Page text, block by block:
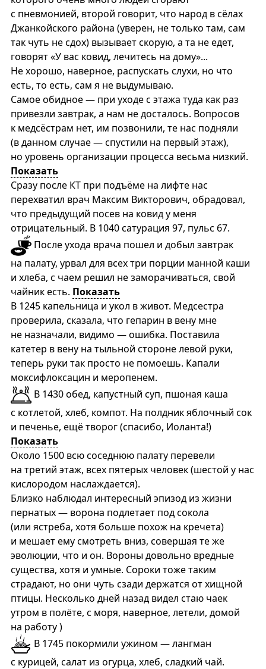
с пневмонией, второй говорит, что народ в сёлах
Джанкойского района (уверен, не только там, сам
так чуть не сдох) вызывает скорую, а та не едет,
говорят «У вас ковид, лечитесь на дому»...
Не хорошо, наверное, распускать слухи, но что
есть, то есть, сам я не выдумываю.
Самое обидное — при уходе с этажа туда как раз
привезли завтрак, а нам не досталось. Вопросов
к медсёстрам нет, им позвонили, те нас подняли
(в данном случае — спустили на первый этаж),
но уровень организации процесса весьма низкий.
Показать
Сразу после КТ при подъёме на лифте нас
перехватил врач Максим Викторович, обрадовал,
что предыдущий посев на ковид у меня
отрицательный. В 1040 сатурация 97, пульс 67.
После ухода врача пошел и добыл завтрак
на палату, урвал для всех три порции манной каши
и хлеба, с чаем решил не заморачиваться, свой
чайник есть. Показать
В 1245 капельница и укол в живот. Медсестра
проверила, сказала, что гепарин в вену мне
не назначали, видимо — ошибка. Поставила
катетер в вену на тыльной стороне левой руки,
теперь руки так просто не помоешь. Капали
моксифлоксацин и меропенем.
В 1430 обед, капустный суп, пшоная каша
с котлетой, хлеб, компот. На полдник яблочный сок
и печенье, ещё творог (спасибо, Иоланта!)
Показать
Около 1500 всю соседнюю палату перевели
на третий этаж, всех пятерых человек (шестой у нас
кислородом наслаждается).
Близко наблюдал интересный эпизод из жизни
пернатых — ворона подлетает под сокола
(или ястреба, хотя больше похож на кречета)
и мешает ему смотреть вниз, совершая те же
эволюции, что и он. Вороны довольно вредные
существа, хотя и умные. Сороки тоже таким
страдают, но они чуть сзади держатся от хищной
птицы. Несколько дней назад видел стаю чаек
утром в полёте, с моря, наверное, летели, домой
на работу )
В 1745 покормили ужином — лангман
с курицей, салат из огурца, хлеб, сладкий чай.